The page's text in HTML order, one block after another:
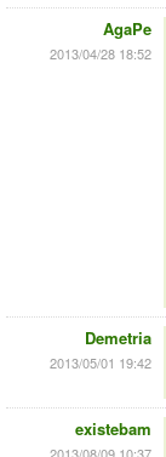
AgaPe
2013/04/28 18:52
Demetria
2013/05/01 19:42
existebam